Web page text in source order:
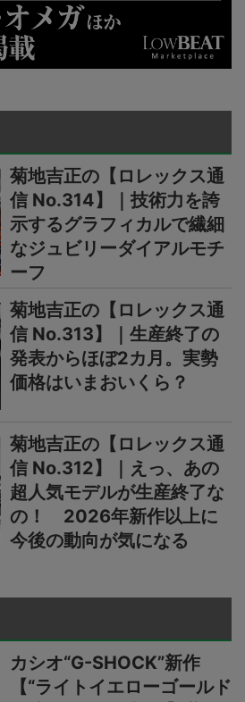
菊地吉正の【ロレックス通
信 No.314】｜技術力を誇
示するグラフィカルで繊細
なジュビリーダイアルモチ
ーフ
菊地吉正の【ロレックス通
信 No.313】｜生産終了の
発表からほぼ2カ月。実勢
価格はいまおいくら？
菊地吉正の【ロレックス通
信 No.312】｜えっ、あの
超人気モデルが生産終了な
の！ 2026年新作以上に
今後の動向が気になる
カシオ“G-SHOCK”新作
【“ライトイエローゴールド